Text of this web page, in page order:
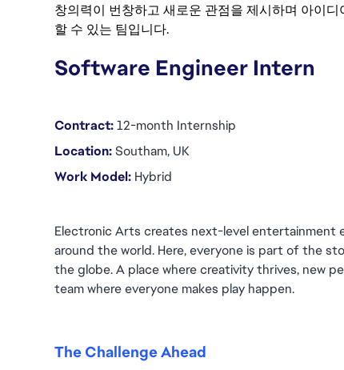
창의력이 번창하고 새로운 관점을 제시하며 아이
할 수 있는 팀입니다.
Software Engineer Intern
Contract: 12-month Internship
Location: Southam, UK
Work Model: Hybrid
Electronic Arts creates next-level entertainment
around the world. Here, everyone is part of the
the globe. A place where creativity thrives, new
team where everyone makes play happen.
The Challenge Ahead